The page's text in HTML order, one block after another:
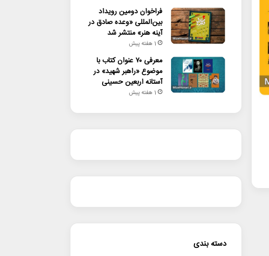
فراخوان دومین رویداد
بین‌المللی «وعده صادق در
آینه هنر» منتشر شد
1 هفته پیش
معرفی ۷۰ عنوان کتاب با
موضوع «راهبر شهید» در
آستانه اربعین حسینی
1 هفته پیش
دسته بندی